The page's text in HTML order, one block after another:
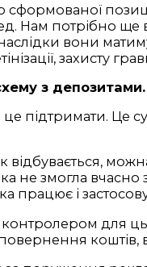
сформованої
Нам потрібно
вони
захисту
з депозитами.
підтримати. Це
відбувається,
не змогла
працює і
для
коштів,